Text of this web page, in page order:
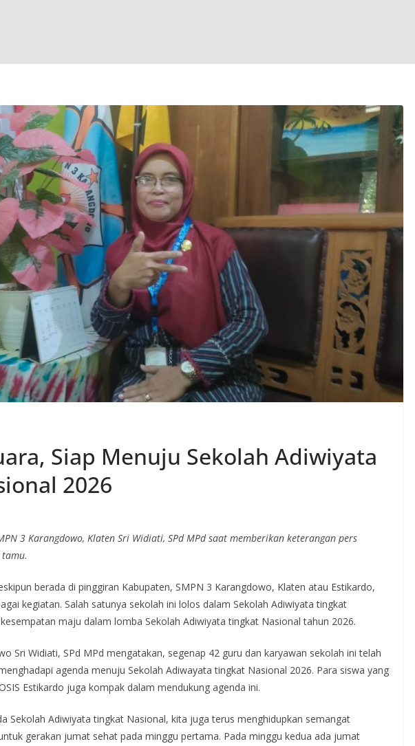
Siap Menuju Sekolah Adiwiyata
2026
3 Karangdowo, Klaten Sri Widiati, SPd MPd saat memberikan keterangan pers
berada di pinggiran Kabupaten, SMPN 3 Karangdowo, Klaten atau Estikardo,
kegiatan. Salah satunya sekolah ini lolos dalam Sekolah Adiwiyata tingkat
maju dalam lomba Sekolah Adiwiyata tingkat Nasional tahun 2026.
Sri Widiati, SPd MPd mengatakan, segenap 42 guru dan karyawan sekolah ini telah
agenda menuju Sekolah Adiwayata tingkat Nasional 2026. Para siswa yang
Estikardo juga kompak dalam mendukung agenda ini.
Sekolah Adiwiyata tingkat Nasional, kita juga terus menghidupkan semangat
gerakan jumat sehat pada minggu pertama. Pada minggu kedua ada jumat